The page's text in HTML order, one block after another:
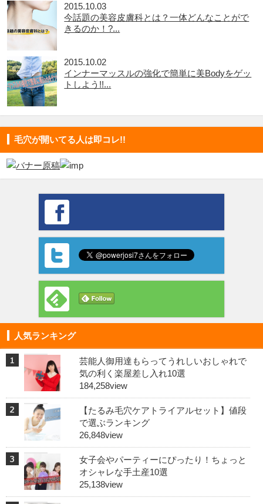
2015.10.03
今話題の美容皮膚科とは？一体どんなことがで
きるのか！?...
2015.10.02
インナーマッスルの強化で簡単に美Bodyをゲッ
トしよう!!...
毛穴が開いてる人は即コレ!!
人気ランキング
芸能人御用達もらってうれしいおしゃれで
気の利く楽屋差し入れ10選
184,258view
【たるみ毛穴ケアトライアルセット】値段
で選ぶランキング
26,848view
女子会やパーティーにぴったり！ちょっと
オシャレな手土産10選
25,138view